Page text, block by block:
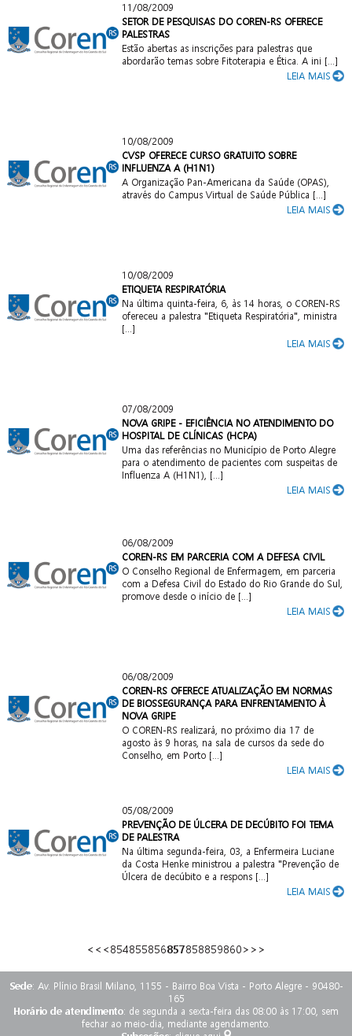
11/08/2009
SETOR DE PESQUISAS DO COREN-RS OFERECE
PALESTRAS
Estão abertas as inscrições para palestras que
abordarão temas sobre Fitoterapia e Ética. A ini [...]
LEIA MAIS
10/08/2009
CVSP OFERECE CURSO GRATUITO SOBRE
INFLUENZA A (H1N1)
A Organização Pan-Americana da Saúde (OPAS),
através do Campus Virtual de Saúde Pública [...]
LEIA MAIS
10/08/2009
ETIQUETA RESPIRATÓRIA
Na última quinta-feira, 6, às 14 horas, o COREN-RS
ofereceu a palestra "Etiqueta Respiratória", ministra
[...]
LEIA MAIS
07/08/2009
NOVA GRIPE - EFICIÊNCIA NO ATENDIMENTO DO
HOSPITAL DE CLÍNICAS (HCPA)
Uma das referências no Município de Porto Alegre
para o atendimento de pacientes com suspeitas de
Influenza A (H1N1), [...]
LEIA MAIS
06/08/2009
COREN-RS EM PARCERIA COM A DEFESA CIVIL
O Conselho Regional de Enfermagem, em parceria
com a Defesa Civil do Estado do Rio Grande do Sul,
promove desde o início de [...]
LEIA MAIS
06/08/2009
COREN-RS OFERECE ATUALIZAÇÃO EM NORMAS
DE BIOSSEGURANÇA PARA ENFRENTAMENTO À
NOVA GRIPE
O COREN-RS realizará, no próximo dia 17 de
agosto às 9 horas, na sala de cursos da sede do
Conselho, em Porto [...]
LEIA MAIS
05/08/2009
PREVENÇÃO DE ÚLCERA DE DECÚBITO FOI TEMA
DE PALESTRA
Na última segunda-feira, 03, a Enfermeira Luciane
da Costa Henke ministrou a palestra "Prevenção de
Úlcera de decúbito e a respons [...]
LEIA MAIS
<< <854855856857858859860> >>
Sede: Av. Plínio Brasil Milano, 1155 - Bairro Boa Vista - Porto Alegre - 90480-
165
Horário de atendimento: de segunda a sexta-feira das 08:00 às 17:00, sem
fechar ao meio-dia, mediante agendamento.